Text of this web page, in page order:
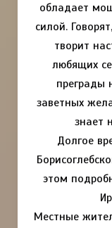
обладает
силой.
творит
любящих
преграды
заветных
знает
Долгое
этом
Местные